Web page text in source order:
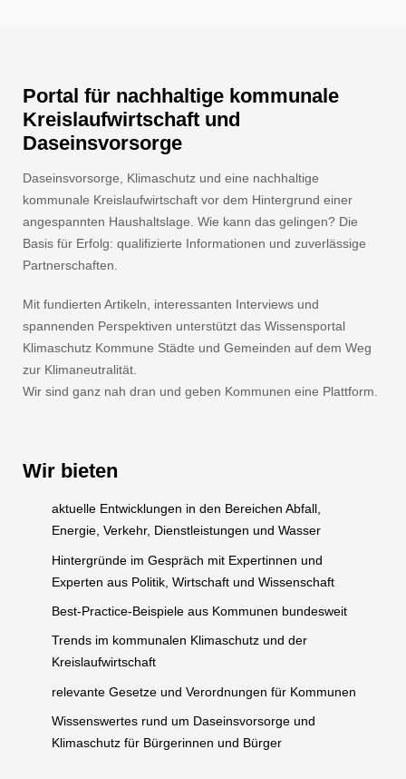
Portal für nachhaltige kommunale
Kreislaufwirtschaft und
Daseinsvorsorge
Daseinsvorsorge, Klimaschutz und eine nachhaltige
kommunale Kreislaufwirtschaft vor dem Hintergrund einer
angespannten Haushaltslage. Wie kann das gelingen? Die
Basis für Erfolg: qualifizierte Informationen und zuverlässige
Partnerschaften.
Mit fundierten Artikeln, interessanten Interviews und
spannenden Perspektiven unterstützt das Wissensportal
Klimaschutz Kommune Städte und Gemeinden auf dem Weg
zur Klimaneutralität.
Wir sind ganz nah dran und geben Kommunen eine Plattform.
Wir bieten
aktuelle Entwicklungen in den Bereichen Abfall,
Energie, Verkehr, Dienstleistungen und Wasser
Hintergründe im Gespräch mit Expertinnen und
Experten aus Politik, Wirtschaft und Wissenschaft
Best-Practice-Beispiele aus Kommunen bundesweit
Trends im kommunalen Klimaschutz und der
Kreislaufwirtschaft
relevante Gesetze und Verordnungen für Kommunen
Wissenswertes rund um Daseinsvorsorge und
Klimaschutz für Bürgerinnen und Bürger